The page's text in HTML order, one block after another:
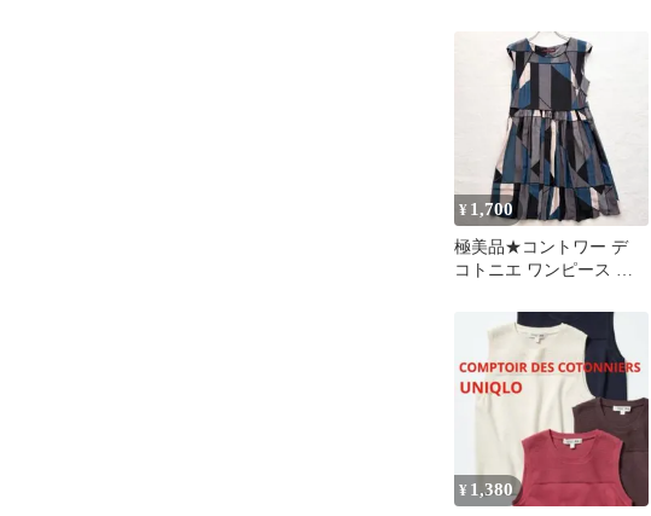
¥ 1,700
極美品★コントワー デ
コトニエ ワンピース ノ
¥ 1,380